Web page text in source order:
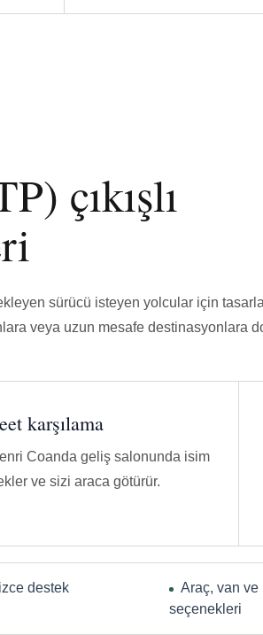
çıkışlı
sürücü isteyen yolcular için
veya uzun mesafe destinasyonlara
karşılama
Coanda geliş salonunda isim
ve sizi araca götürür.
destek
Araç, van ve
seçenekleri